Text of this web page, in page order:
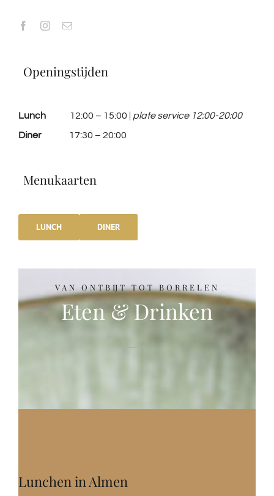
Openingstijden
Lunch 12:00 – 15:00 | plate service 12:00-20:00
Diner 17:30 – 20:00
Menukaarten
LUNCH DINER
VAN ONTBIJT TOT BORRELEN
Eten & Drinken
Lunchen in Almen